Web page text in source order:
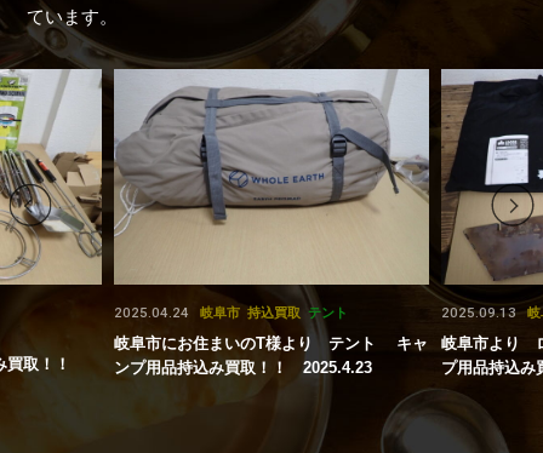
ています。
取！！
2025.04.24 岐阜市 持込買取 テント
岐阜市にお住まいのT様より テント キャ
ンプ用品持込み買取！！ 2025.4.23
2025.09.13 岐
岐阜市より
プ用品持込